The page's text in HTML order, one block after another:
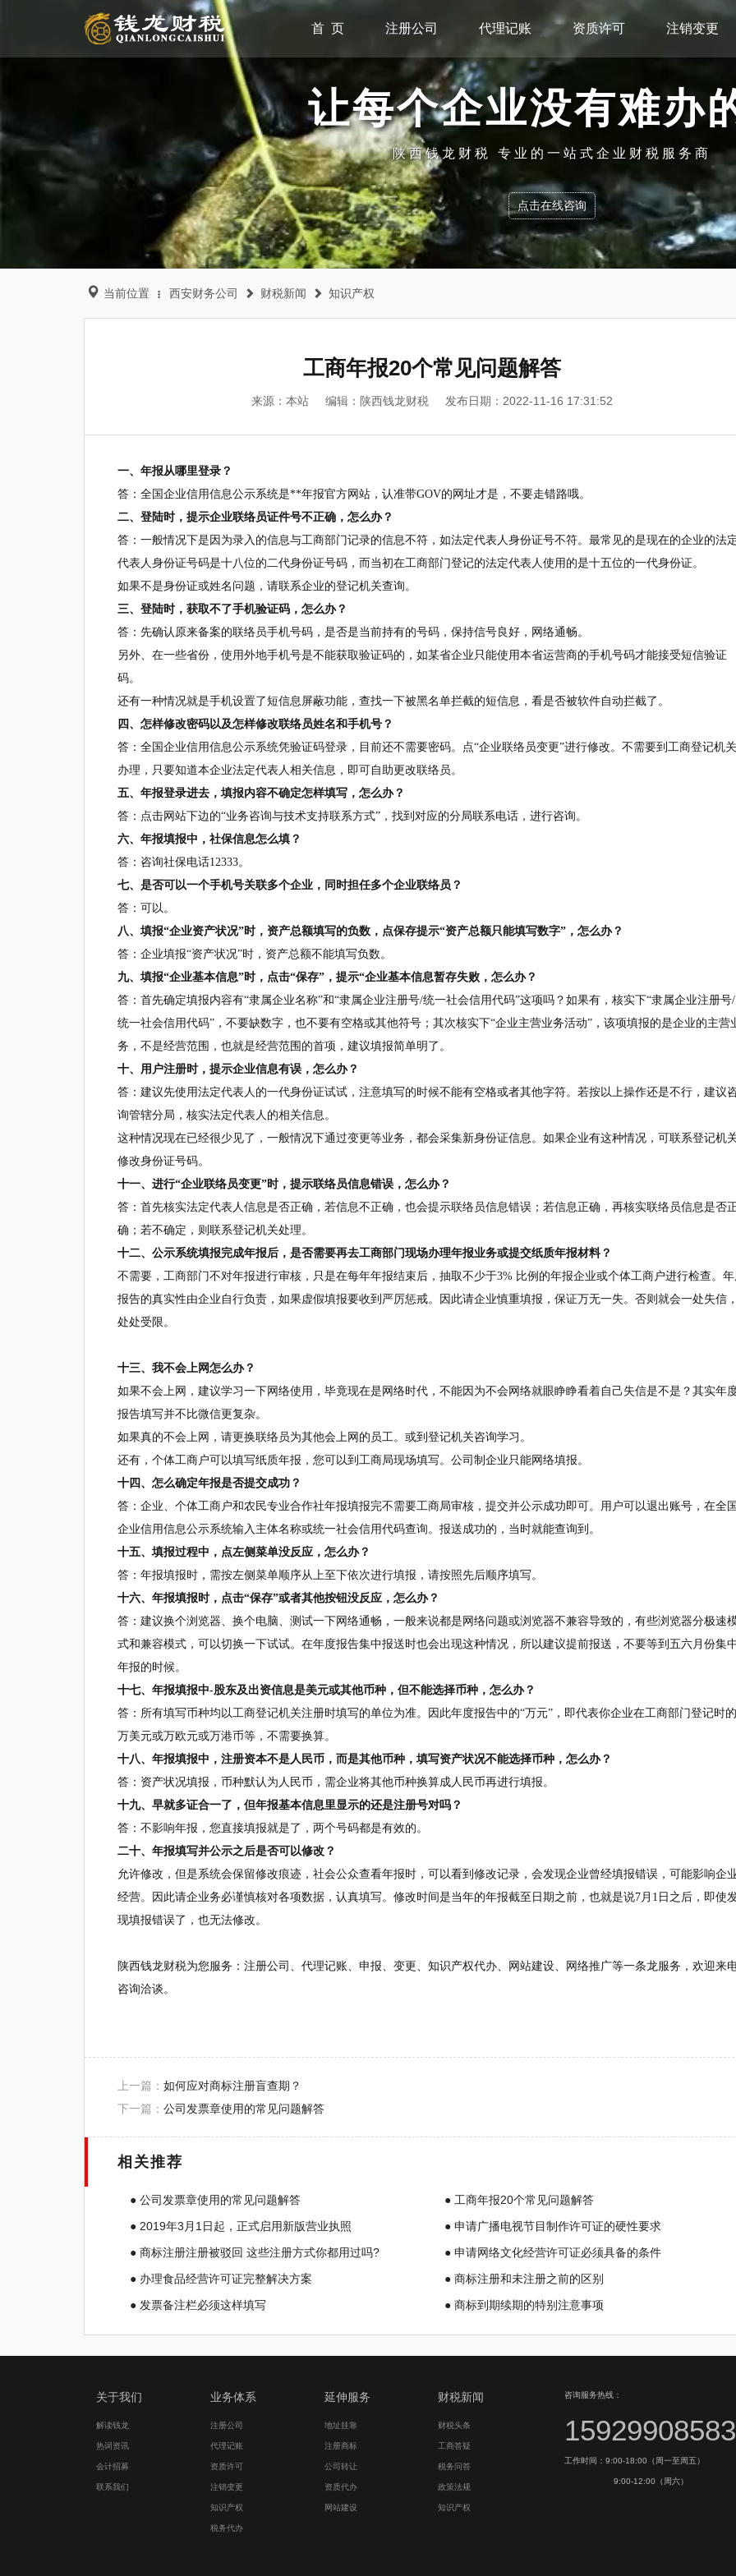
首 页 注册公司 代理记账 资质许可 注销变更
让每个企业没有难办
陕西钱龙财税 专业的一站式企业财税服务商
点击在线咨询
当前位置 西安财务公司 财税新闻 知识产权
工商年报20个常见问题解答
来源：本站 编辑：陕西钱龙财税 发布日期：2022-11-16 17:31:52
一、年报从哪里登录？
答：全国企业信用信息公示系统是**年报官方网站，认准带GOV的网址才是，不要走错路哦。
二、登陆时，提示企业联络员证件号不正确，怎么办？
答：一般情况下是因为录入的信息与工商部门记录的信息不符，如法定代表人身份证号不符。最常见的是现在的企业的法
代表人身份证号码是十八位的二代身份证号码，而当初在工商部门登记的法定代表人使用的是十五位的一代身份证。
如果不是身份证或姓名问题，请联系企业的登记机关查询。
三、登陆时，获取不了手机验证码，怎么办？
答：先确认原来备案的联络员手机号码，是否是当前持有的号码，保持信号良好，网络通畅。
另外、在一些省份，使用外地手机号是不能获取验证码的，如某省企业只能使用本省运营商的手机号码才能接受短信验证
码。
还有一种情况就是手机设置了短信息屏蔽功能，查找一下被黑名单拦截的短信息，看是否被软件自动拦截了。
四、怎样修改密码以及怎样修改联络员姓名和手机号？
答：全国企业信用信息公示系统凭验证码登录，目前还不需要密码。点“企业联络员变更”进行修改。不需要到工商登记机关
办理，只要知道本企业法定代表人相关信息，即可自助更改联络员。
五、年报登录进去，填报内容不确定怎样填写，怎么办？
答：点击网站下边的“业务咨询与技术支持联系方式”，找到对应的分局联系电话，进行咨询。
六、年报填报中，社保信息怎么填？
答：咨询社保电话12333。
七、是否可以一个手机号关联多个企业，同时担任多个企业联络员？
答：可以。
八、填报“企业资产状况”时，资产总额填写的负数，点保存提示“资产总额只能填写数字”，怎么办？
答：企业填报“资产状况”时，资产总额不能填写负数。
九、填报“企业基本信息”时，点击“保存”，提示“企业基本信息暂存失败，怎么办？
答：首先确定填报内容有“隶属企业名称”和“隶属企业注册号/统一社会信用代码”这项吗？如果有，核实下“隶属企业注册号/
统一社会信用代码”，不要缺数字，也不要有空格或其他符号；其次核实下“企业主营业务活动”，该项填报的是企业的主营
务，不是经营范围，也就是经营范围的首项，建议填报简单明了。
十、用户注册时，提示企业信息有误，怎么办？
答：建议先使用法定代表人的一代身份证试试，注意填写的时候不能有空格或者其他字符。若按以上操作还是不行，建议
询管辖分局，核实法定代表人的相关信息。
这种情况现在已经很少见了，一般情况下通过变更等业务，都会采集新身份证信息。如果企业有这种情况，可联系登记机
修改身份证号码。
十一、进行“企业联络员变更”时，提示联络员信息错误，怎么办？
答：首先核实法定代表人信息是否正确，若信息不正确，也会提示联络员信息错误；若信息正确，再核实联络员信息是否
确；若不确定，则联系登记机关处理。
十二、公示系统填报完成年报后，是否需要再去工商部门现场办理年报业务或提交纸质年报材料？
不需要，工商部门不对年报进行审核，只是在每年年报结束后，抽取不少于3% 比例的年报企业或个体工商户进行检查。
报告的真实性由企业自行负责，如果虚假填报要收到严厉惩戒。因此请企业慎重填报，保证万无一失。否则就会一处失信，
处处受限。
十三、我不会上网怎么办？
如果不会上网，建议学习一下网络使用，毕竟现在是网络时代，不能因为不会网络就眼睁睁看着自己失信是不是？其实年
报告填写并不比微信更复杂。
如果真的不会上网，请更换联络员为其他会上网的员工。或到登记机关咨询学习。
还有，个体工商户可以填写纸质年报，您可以到工商局现场填写。公司制企业只能网络填报。
十四、怎么确定年报是否提交成功？
答：企业、个体工商户和农民专业合作社年报填报完不需要工商局审核，提交并公示成功即可。用户可以退出账号，在全国
企业信用信息公示系统输入主体名称或统一社会信用代码查询。报送成功的，当时就能查询到。
十五、填报过程中，点左侧菜单没反应，怎么办？
答：年报填报时，需按左侧菜单顺序从上至下依次进行填报，请按照先后顺序填写。
十六、年报填报时，点击“保存”或者其他按钮没反应，怎么办？
答：建议换个浏览器、换个电脑、测试一下网络通畅，一般来说都是网络问题或浏览器不兼容导致的，有些浏览器分极速
式和兼容模式，可以切换一下试试。在年度报告集中报送时也会出现这种情况，所以建议提前报送，不要等到五六月份集
年报的时候。
十七、年报填报中-股东及出资信息是美元或其他币种，但不能选择币种，怎么办？
答：所有填写币种均以工商登记机关注册时填写的单位为准。因此年度报告中的“万元”，即代表你企业在工商部门登记时的
万美元或万欧元或万港币等，不需要换算。
十八、年报填报中，注册资本不是人民币，而是其他币种，填写资产状况不能选择币种，怎么办？
答：资产状况填报，币种默认为人民币，需企业将其他币种换算成人民币再进行填报。
十九、早就多证合一了，但年报基本信息里显示的还是注册号对吗？
答：不影响年报，您直接填报就是了，两个号码都是有效的。
二十、年报填写并公示之后是否可以修改？
允许修改，但是系统会保留修改痕迹，社会公众查看年报时，可以看到修改记录，会发现企业曾经填报错误，可能影响企
经营。因此请企业务必谨慎核对各项数据，认真填写。修改时间是当年的年报截至日期之前，也就是说7月1日之后，即使
现填报错误了，也无法修改。
陕西钱龙财税为您服务：注册公司、代理记账、申报、变更、知识产权代办、网站建设、网络推广等一条龙服务，欢迎来
咨询洽谈。
上一篇： 如何应对商标注册盲查期？
下一篇： 公司发票章使用的常见问题解答
相关推荐
● 公司发票章使用的常见问题解答
● 工商年报20个常见问题解答
● 2019年3月1日起，正式启用新版营业执照
● 申请广播电视节目制作许可证的硬性要求
● 商标注册注册被驳回 这些注册方式你都用过吗?
● 申请网络文化经营许可证必须具备的条件
● 办理食品经营许可证完整解决方案
● 商标注册和未注册之前的区别
● 发票备注栏必须这样填写
● 商标到期续期的特别注意事项
关于我们
解读钱龙
热词资讯
会计招募
联系我们
业务体系
注册公司
代理记账
资质许可
注销变更
知识产权
税务代办
延伸服务
地址挂靠
注册商标
公司转让
资质代办
网站建设
财税新闻
财税头条
工商答疑
税务问答
政策法规
知识产权
咨询服务热线：
15929908583
工作时间：9:00-18:00（周一至周五）
9:00-12:00（周六）